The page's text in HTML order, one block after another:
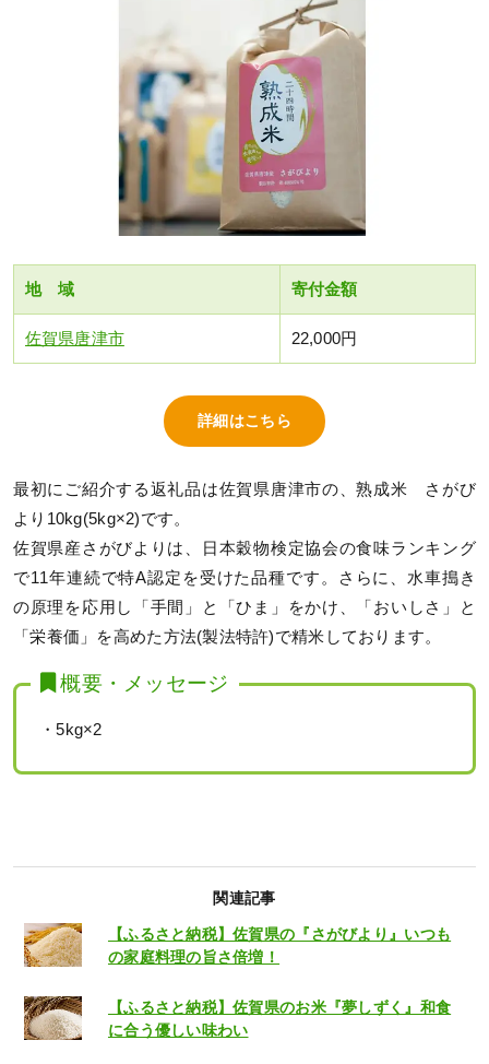
地 域 寄付金額
佐賀県唐津市 22,000円
詳細はこちら
最初にご紹介する返礼品は佐賀県唐津市の、熟成米 さがび
より10kg(5kg×2)です。
佐賀県産さがびよりは、日本穀物検定協会の食味ランキング
で11年連続で特A認定を受けた品種です。さらに、水車搗き
の原理を応用し「手間」と「ひま」をかけ、「おいしさ」と
「栄養価」を高めた方法(製法特許)で精米しております。
概要・メッセージ
・5kg×2
関連記事
【ふるさと納税】佐賀県の『さがびより』いつも
の家庭料理の旨さ倍増！
【ふるさと納税】佐賀県のお米『夢しずく』和食
に合う優しい味わい